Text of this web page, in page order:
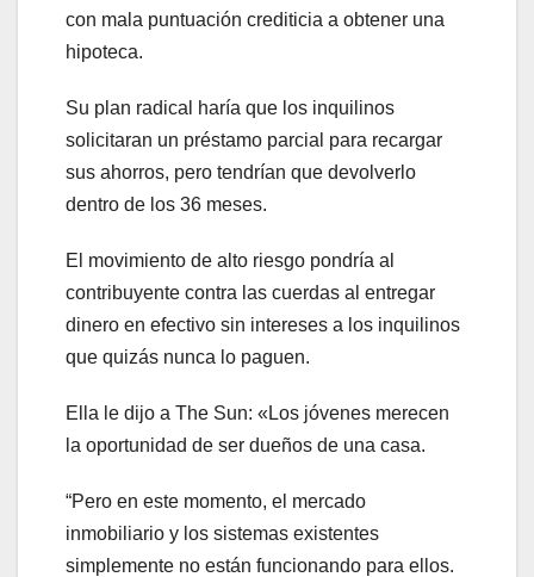
con mala puntuación crediticia a obtener una
hipoteca.
Su plan radical haría que los inquilinos
solicitaran un préstamo parcial para recargar
sus ahorros, pero tendrían que devolverlo
dentro de los 36 meses.
El movimiento de alto riesgo pondría al
contribuyente contra las cuerdas al entregar
dinero en efectivo sin intereses a los inquilinos
que quizás nunca lo paguen.
Ella le dijo a The Sun: «Los jóvenes merecen
la oportunidad de ser dueños de una casa.
“Pero en este momento, el mercado
inmobiliario y los sistemas existentes
simplemente no están funcionando para ellos.